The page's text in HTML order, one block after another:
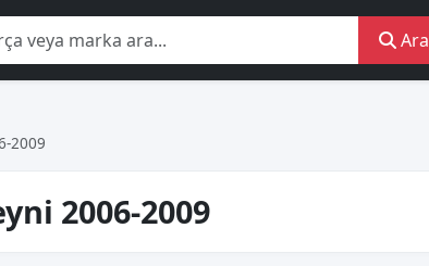
Ara
2009
2006-2009